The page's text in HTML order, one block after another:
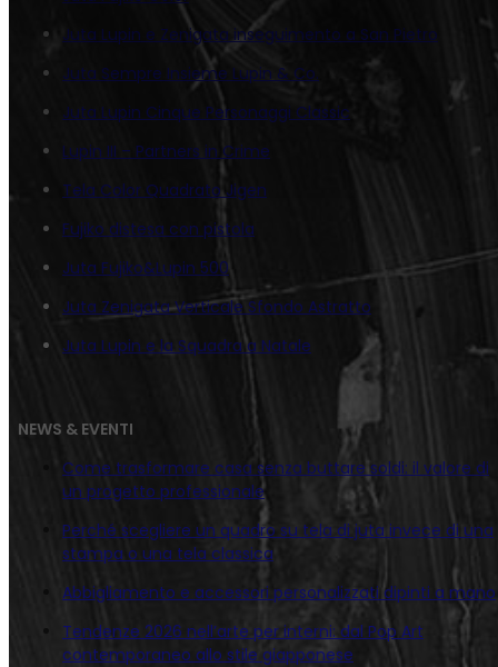
Juta Lupin e Zenigata inseguimento a San Pietro
Juta Sempre Insieme Lupin & Co.
Juta Lupin Cinque Personaggi Classic
Lupin III – Partners in Crime
Tela Color Quadrato Jigen
Fujiko distesa con pistola
Juta Fujiko&Lupin 500
Juta Zenigata Verticale Sfondo Astratto
Juta Lupin e la Squadra a Natale
NEWS & EVENTI
Come trasformare casa senza buttare soldi: il valore di
un progetto professionale
Perché scegliere un quadro su tela di juta invece di una
stampa o una tela classica
Abbigliamento e accessori personalizzati dipinti a mano
Tendenze 2026 nell’arte per interni: dal Pop Art
contemporaneo allo stile giapponese